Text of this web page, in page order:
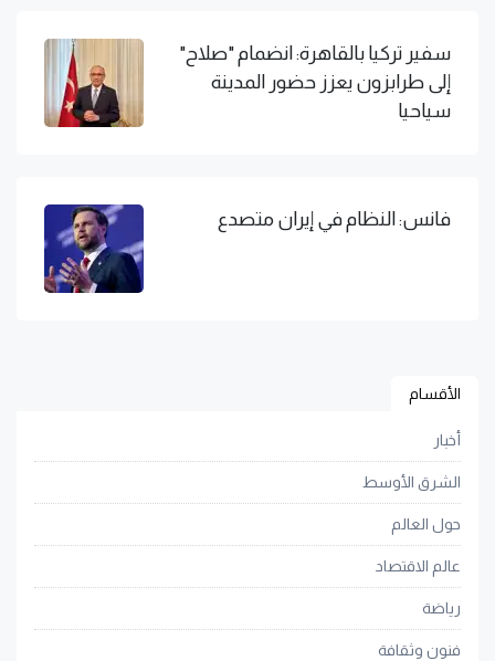
سفير تركيا بالقاهرة: انضمام "صلاح"
إلى طرابزون يعزز حضور المدينة
سياحيا
فانس: النظام في إيران متصدع
الأقسام
أخبار
الشرق الأوسط
حول العالم
عالم الاقتصاد
رياضة
فنون وثقافة